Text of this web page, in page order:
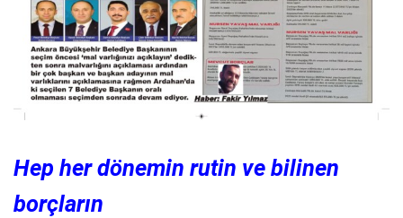
Hep her dönemin rutin ve bilinen
borçların